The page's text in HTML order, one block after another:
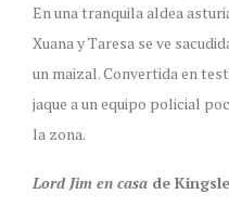
En una tranquila aldea
Xuana y Taresa se ve
un maizal. Convertida en
jaque a un equipo policial
la zona.
Lord Jim en casa de